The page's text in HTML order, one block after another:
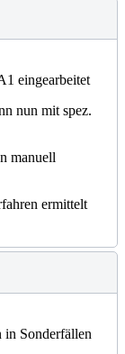
eingearbeitet
nun mit spez.
manuell
ermittelt
Sonderfällen